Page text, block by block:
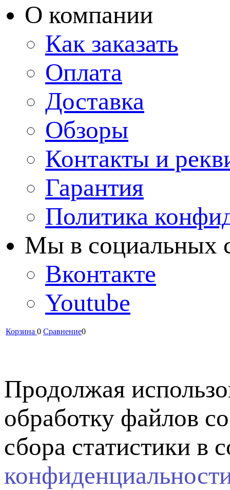
О компании
Как заказать
Оплата
Доставка
Обзоры
Контакты и
Гарантия
Политика
Мы в cоциальных
Вконтакте
Youtube
Корзина 0 Сравнение0
Продолжая
обработку файлов
сбора статистики в